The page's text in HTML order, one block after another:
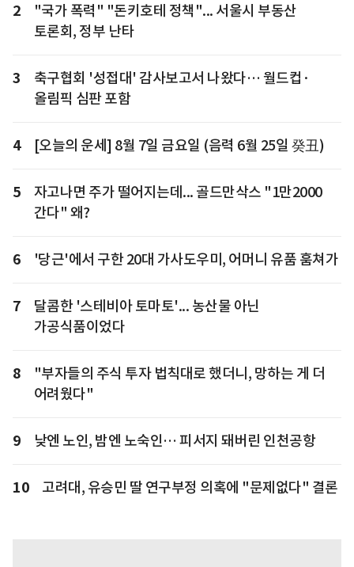
2
"국가 폭력" "돈키호테 정책"... 서울시 부동산
토론회, 정부 난타
3
축구협회 '성접대' 감사보고서 나왔다… 월드컵·
올림픽 심판 포함
4 [오늘의 운세] 8월 7일 금요일 (음력 6월 25일 癸丑)
5
자고나면 주가 떨어지는데... 골드만삭스 "1만2000
간다" 왜?
6 '당근'에서 구한 20대 가사도우미, 어머니 유품 훔쳐가
7
달콤한 '스테비아 토마토'... 농산물 아닌
가공식품이었다
8
"부자들의 주식 투자 법칙대로 했더니, 망하는 게 더
어려웠다"
9 낮엔 노인, 밤엔 노숙인… 피서지 돼버린 인천공항
10 고려대, 유승민 딸 연구부정 의혹에 "문제없다" 결론